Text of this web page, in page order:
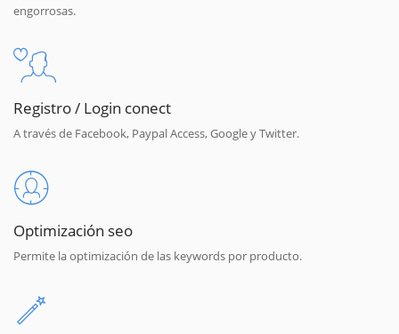
engorrosas.
Registro / Login conect
A través de Facebook, Paypal Access, Google y Twitter.
Optimización seo
Permite la optimización de las keywords por producto.